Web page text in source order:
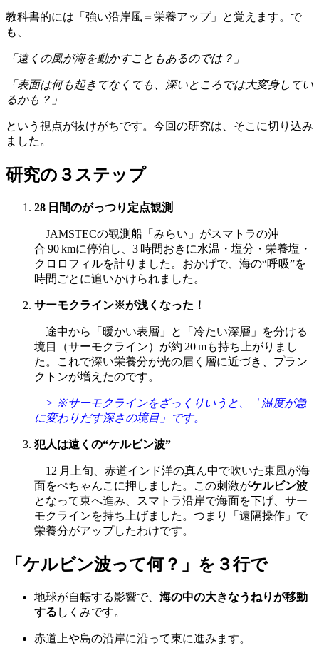
教科書的には「強い沿岸風＝栄養アップ」と覚えます。で
も、
「遠くの風が海を動かすこともあるのでは？」
「表面は何も起きてなくても、深いところでは大変身してい
るかも？」
という視点が抜けがちです。今回の研究は、そこに切り込み
ました。
研究の３ステップ
28 日間のがっつり定点観測
JAMSTECの観測船「みらい」がスマトラの沖
合 90 kmに停泊し、3 時間おきに水温・塩分・栄養塩・
クロロフィルを計りました。おかげで、海の“呼吸”を
時間ごとに追いかけられました。
サーモクライン※が浅くなった！
途中から「暖かい表層」と「冷たい深層」を分ける
境目（サーモクライン）が約 20 mも持ち上がりまし
た。これで深い栄養分が光の届く層に近づき、プラン
クトンが増えたのです。
> ※サーモクラインをざっくりいうと、「温度が急
に変わりだす深さの境目」です。
犯人は遠くの“ケルビン波”
12 月上旬、赤道インド洋の真ん中で吹いた東風が海
面をぺちゃんこに押しました。この刺激がケルビン波
となって東へ進み、スマトラ沿岸で海面を下げ、サー
モクラインを持ち上げました。つまり「遠隔操作」で
栄養分がアップしたわけです。
「ケルビン波って何？」を３行で
地球が自転する影響で、 海の中の大きなうねりが移動
する しくみです。
赤道上や島の沿岸に沿って東に進みます。